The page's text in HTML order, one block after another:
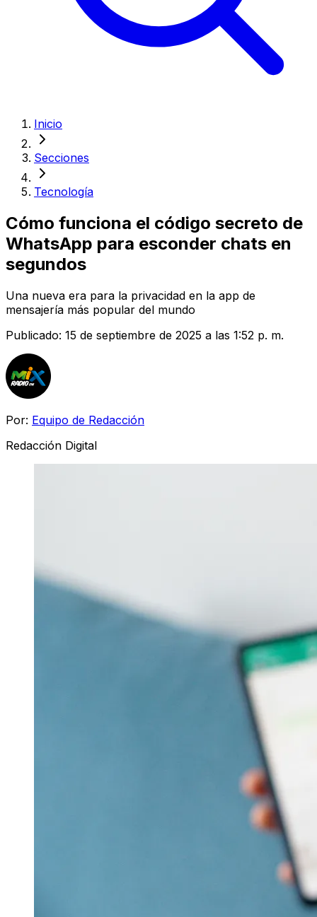
Inicio
Secciones
Tecnología
Cómo funciona el código secreto de
WhatsApp para esconder chats en
segundos
Una nueva era para la privacidad en la app de
mensajería más popular del mundo
Publicado: 15 de septiembre de 2025 a las 1:52 p. m.
Por: Equipo de Redacción
Redacción Digital